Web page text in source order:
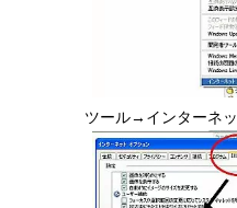
ツール→インターネ